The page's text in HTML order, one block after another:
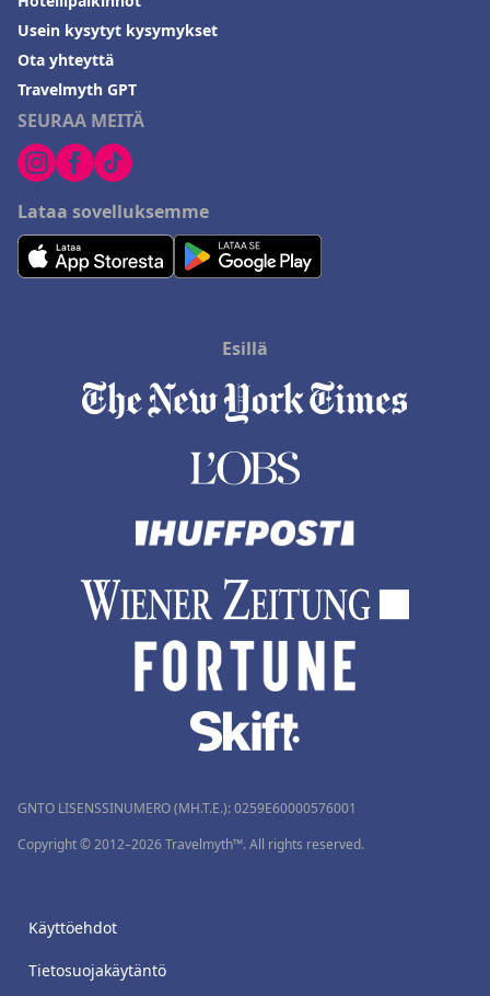
SEURAA MEITÄ
Lataa sovelluksemme
Usein kysytyt kysymykset
Ota yhteyttä
Travelmyth GPT
Esillä
GNTO LISENSSINUMERO (MH.T.E.): 0259Ε60000576001
Copyright © 2012–2026 Travelmyth™. All rights reserved.
Käyttöehdot
Tietosuojakäytäntö